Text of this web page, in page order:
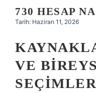
Hakkımızda
730 HESAP
Tarih: Haziran 11, 2026
VE